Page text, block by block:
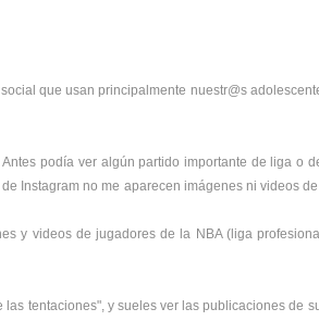
que usan principalmente nuestr@s
podía ver algún partido importante de liga o
Instagram no me aparecen imágenes ni videos
y videos de jugadores de la NBA (liga
las tentaciones", y sueles ver las publicaciones de